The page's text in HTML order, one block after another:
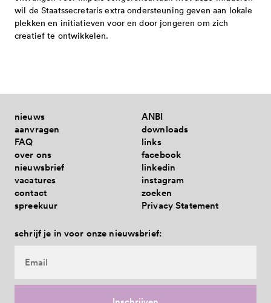
wil de Staatssecretaris extra ondersteuning geven aan lokale
plekken en initiatieven voor en door jongeren om zich
creatief te ontwikkelen.
nieuws
aanvragen
FAQ
over ons
nieuwsbrief
vacatures
contact
spreekuur
ANBI
downloads
links
facebook
linkedin
instagram
zoeken
Privacy Statement
schrijf je in voor onze nieuwsbrief: